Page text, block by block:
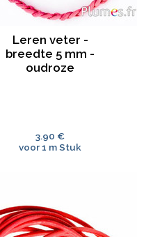
Leren veter -
breedte 5 mm -
oudroze
3.90 €
voor 1 m Stuk